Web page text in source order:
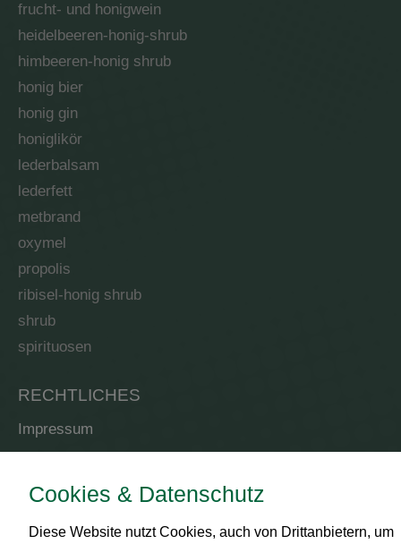
frucht- und honigwein
heidelbeeren-honig-shrub
himbeeren-honig shrub
honig bier
honig gin
honiglikör
lederbalsam
lederfett
metbrand
oxymel
propolis
ribisel-honig shrub
shrub
spirituosen
RECHTLICHES
Impressum
Datenschutz
Cookies & Datenschutz
Diese Website nutzt Cookies, auch von Drittanbietern, um